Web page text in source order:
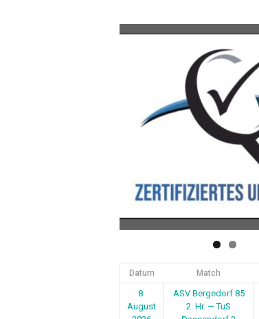
Datum Match
8.
August
ASV Bergedorf 85
2. Hr. — TuS